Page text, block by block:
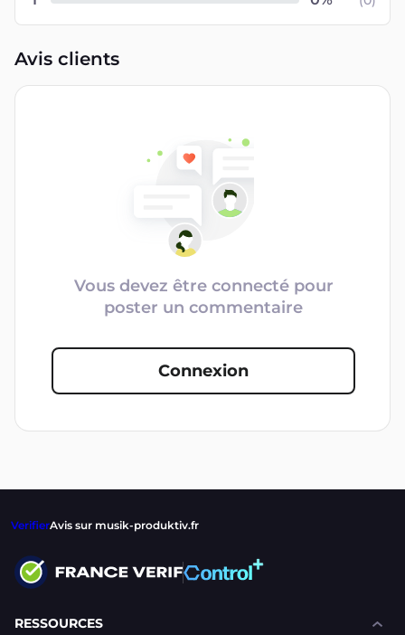
Avis clients
Vous devez être connecté pour
poster un commentaire
Connexion
VerifierAvis sur musik-produktiv.fr
RESSOURCES